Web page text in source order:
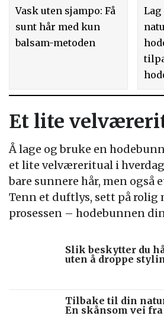
Vask uten sjampo: Få
sunt hår med kun
balsam-metoden
Lag
Et lite
Å lage og bruke en
et lite velværeritual i
bare sunnere hår, men også
Tenn et duftlys, sett på rolig
prosessen – hodebunnen
Slik beskytter du
uten å droppe
Tilbake til din
En skånsom vei